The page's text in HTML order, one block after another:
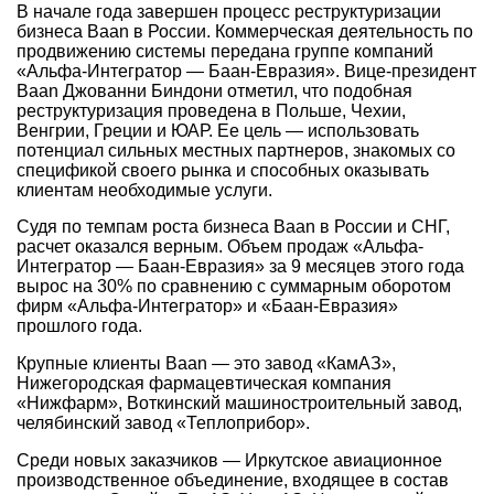
В начале года завершен процесс реструктуризации
бизнеса Baan в России. Коммерческая деятельность по
продвижению системы передана группе компаний
«Альфа-Интегратор — Баан-Евразия». Вице-президент
Baan Джованни Биндони отметил, что подобная
реструктуризация проведена в Польше, Чехии,
Венгрии, Греции и ЮАР. Ее цель — использовать
потенциал сильных местных партнеров, знакомых со
спецификой своего рынка и способных оказывать
клиентам необходимые услуги.
Судя по темпам роста бизнеса Baan в России и СНГ,
расчет оказался верным. Объем продаж «Альфа-
Интегратор — Баан-Евразия» за 9 месяцев этого года
вырос на 30% по сравнению с суммарным оборотом
фирм «Альфа-Интегратор» и «Баан-Евразия»
прошлого года.
Крупные клиенты Baan — это завод «КамАЗ»,
Нижегородская фармацевтическая компания
«Нижфарм», Воткинский машиностроительный завод,
челябинский завод «Теплоприбор».
Среди новых заказчиков — Иркутское авиационное
производственное объединение, входящее в состав